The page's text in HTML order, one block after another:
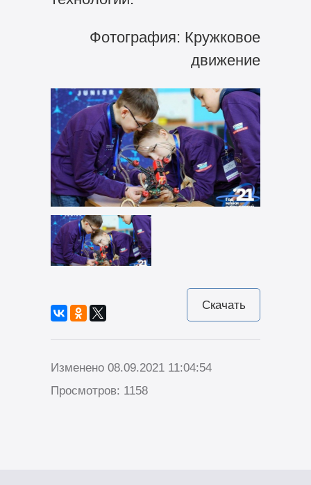
Фотография: Кружковое
движение
Скачать
Изменено 08.09.2021 11:04:54
Просмотров: 1158